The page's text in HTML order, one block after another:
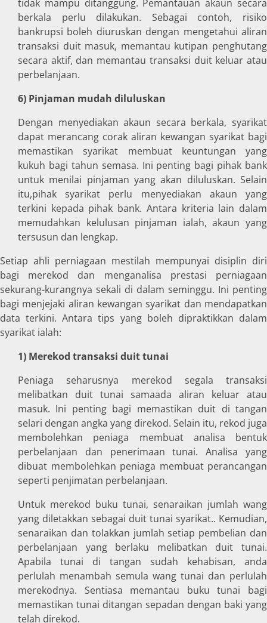
tidak mampu ditanggung. Pemantauan akaun secara
berkala perlu dilakukan. Sebagai contoh, risiko
bankrupsi boleh diuruskan dengan mengetahui aliran
transaksi duit masuk, memantau kutipan penghutang
secara aktif, dan memantau transaksi duit keluar atau
perbelanjaan.
6) Pinjaman mudah diluluskan
Dengan menyediakan akaun secara berkala, syarikat
dapat merancang corak aliran kewangan syarikat bagi
memastikan syarikat membuat keuntungan yang
kukuh bagi tahun semasa. Ini penting bagi pihak bank
untuk menilai pinjaman yang akan diluluskan. Selain
itu,pihak syarikat perlu menyediakan akaun yang
terkini kepada pihak bank. Antara kriteria lain dalam
memudahkan kelulusan pinjaman ialah, akaun yang
tersusun dan lengkap.
Setiap ahli perniagaan mestilah mempunyai disiplin diri
bagi merekod dan menganalisa prestasi perniagaan
sekurang-kurangnya sekali di dalam seminggu. Ini penting
bagi menjejaki aliran kewangan syarikat dan mendapatkan
data terkini. Antara tips yang boleh dipraktikkan dalam
syarikat ialah:
1) Merekod transaksi duit tunai
Peniaga seharusnya merekod segala transaksi
melibatkan duit tunai samaada aliran keluar atau
masuk. Ini penting bagi memastikan duit di tangan
selari dengan angka yang direkod. Selain itu, rekod juga
membolehkan peniaga membuat analisa bentuk
perbelanjaan dan penerimaan tunai. Analisa yang
dibuat membolehkan peniaga membuat perancangan
seperti penjimatan perbelanjaan.
Untuk merekod buku tunai, senaraikan jumlah wang
yang diletakkan sebagai duit tunai syarikat.. Kemudian,
senaraikan dan tolakkan jumlah setiap pembelian dan
perbelanjaan yang berlaku melibatkan duit tunai.
Apabila tunai di tangan sudah kehabisan, anda
perlulah menambah semula wang tunai dan perlulah
merekodnya. Sentiasa memantau buku tunai bagi
memastikan tunai ditangan sepadan dengan baki yang
telah direkod.